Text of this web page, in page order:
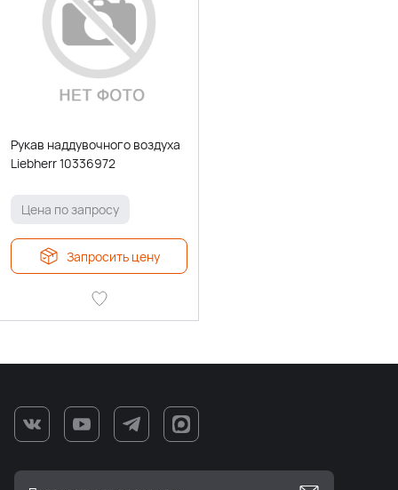
Рукав наддувочного воздуха
Liebherr 10336972
Цена по запросу
Запросить цену